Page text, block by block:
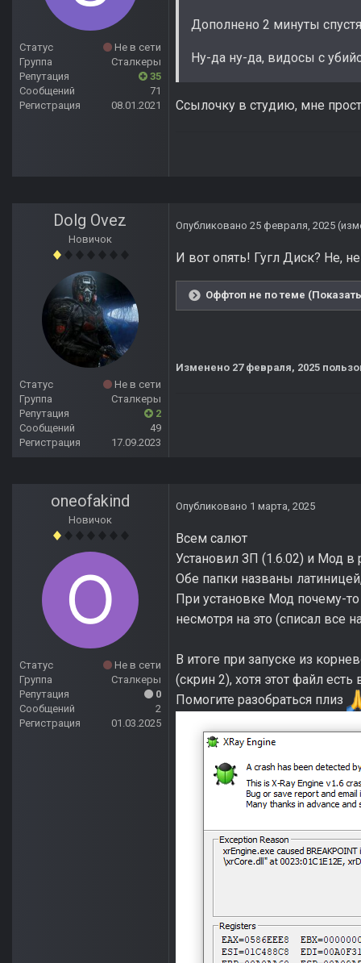
Статус
Не в сети
Группа
Сталкеры
Репутация
35
Сообщений
71
Регистрация
08.01.2021
Дополнено 2 минуты спустя
Ну-да ну-да, видосы с
Ссылочку в студию, мне
Dolg Ovez
Новичок
Статус
Не в сети
Группа
Сталкеры
Репутация
2
Сообщений
49
Регистрация
17.09.2023
Опубликовано 25 февраля, 2025
И вот опять! Гугл Диск? Не,
Оффтоп не по теме
Изменено 27 февраля, 2025
oneofakind
Новичок
Статус
Не в сети
Группа
Сталкеры
Репутация
0
Сообщений
2
Регистрация
01.03.2025
Опубликовано 1 марта, 2025
Всем салют
Установил ЗП (1.6.02) и Мод в
Обе папки названы
При установке Мод почему-
несмотря на это (списал все
В итоге при запуске из
(скрин 2), хотя этот файл
Помогите разобраться плиз